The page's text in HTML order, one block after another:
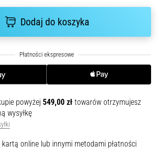
Dodaj do koszyka
powyżej 549,00 zł towarów otrzymujesz
wysyłkę
kartą online lub innymi metodami płatności